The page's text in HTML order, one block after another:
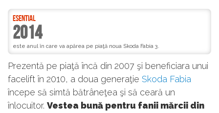
ESENTIAL
2014
este anul în care va apărea pe piaţă noua Skoda Fabia 3.
Prezentă pe piaţă încă din 2007 şi beneficiara unui
facelift în 2010, a doua generaţie Skoda Fabia
începe să simtă bătrâneţea şi să ceară un
înlocuitor. Vestea bună pentru fanii mărcii din